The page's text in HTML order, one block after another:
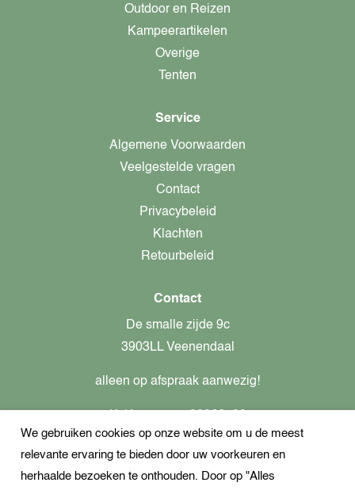
Outdoor en Reizen
Kampeerartikelen
Overige
Tenten
Service
Algemene Voorwaarden
Veelgestelde vragen
Contact
Privacybeleid
Klachten
Retourbeleid
Contact
De smalle zijde 9c
3903LL Veenendaal
alleen op afspraak aanwezig!
Btw-nummer: nl862437301B01
+31621944547
We gebruiken cookies op onze website om u de meest
relevante ervaring te bieden door uw voorkeuren en
herhaalde bezoeken te onthouden. Door op "Alles